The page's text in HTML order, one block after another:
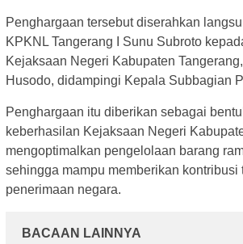
Penghargaan tersebut diserahkan
KPKNL Tangerang I Sunu Subroto
Kejaksaan Negeri Kabupaten
Husodo, didampingi Kepala Subbagian
Penghargaan itu diberikan sebagai
keberhasilan Kejaksaan Negeri
mengoptimalkan pengelolaan barang
sehingga mampu memberikan kontribusi
penerimaan negara.
BACAAN LAINNYA